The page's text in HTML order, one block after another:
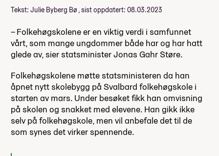
Tekst: Julie Byberg Bø , sist oppdatert: 08.03.2023
– Folkehøgskolene er en viktig verdi i samfunnet
vårt, som mange ungdommer både har og har hatt
glede av, sier statsminister Jonas Gahr Støre.
Folkehøgskolene møtte statsministeren da han
åpnet nytt skolebygg på Svalbard folkehøgskole i
starten av mars. Under besøket fikk han omvisning
på skolen og snakket med elevene. Han gikk ikke
selv på folkehøgskole, men vil anbefale det til de
som synes det virker spennende.